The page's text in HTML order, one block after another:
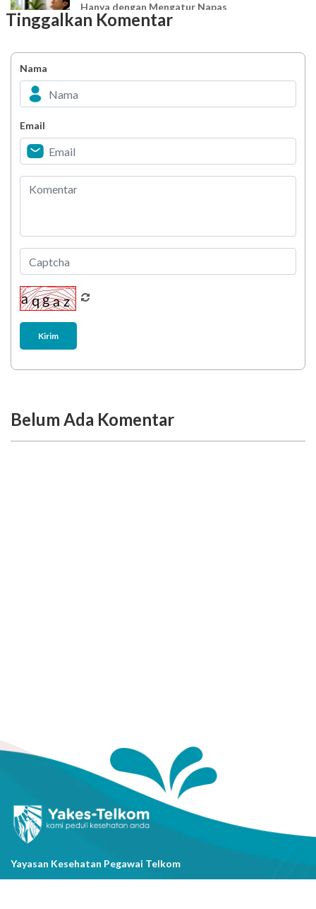
Hanya dengan Mengatur Napas
Bahagia dalam Tubuh
Minuman Manis, Teman atau Ancaman?
Berani Selesaikan Challenge 6.000 Langkah?
Tinggalkan Komentar
Nama
Email
Kirim
Belum Ada Komentar
Yayasan Kesehatan Pegawai Telkom